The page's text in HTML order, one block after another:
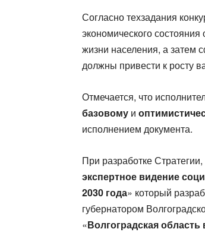
Согласно техзадания
экономического
жизни населения, а затем
должны привести к росту
Отмечается, что
базовому и
исполнением документа.
При разработке
экспертное видение
2030 года» который
губернатором
«Волгоградская